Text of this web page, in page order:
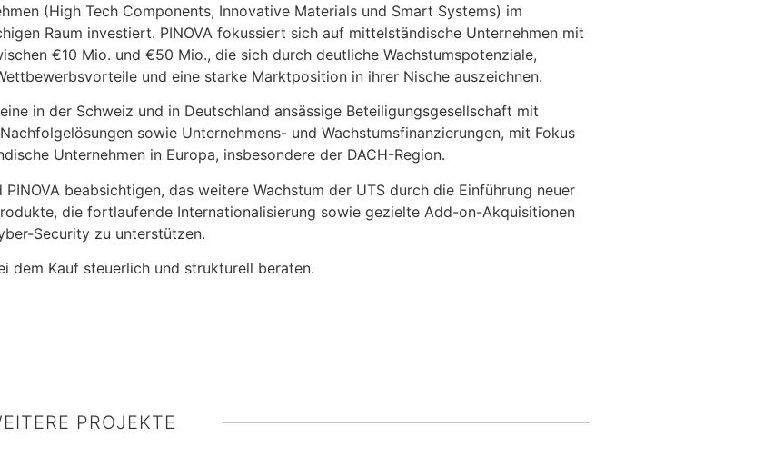
(High Tech Components, Innovative Materials und Smart Systems) im
Raum investiert. PINOVA fokussiert sich auf mittelständische Unternehmen mit
€10 Mio. und €50 Mio., die sich durch deutliche Wachstumspotenziale,
und eine starke Marktposition in ihrer Nische auszeichnen.
in der Schweiz und in Deutschland ansässige Beteiligungsgesellschaft mit
sowie Unternehmens- und Wachstumsfinanzierungen, mit Fokus
Unternehmen in Europa, insbesondere der DACH-Region.
PINOVA beabsichtigen, das weitere Wachstum der UTS durch die Einführung neuer
die fortlaufende Internationalisierung sowie gezielte Add-on-Akquisitionen
Security zu unterstützen.
dem Kauf steuerlich und strukturell beraten.
PROJEKTE